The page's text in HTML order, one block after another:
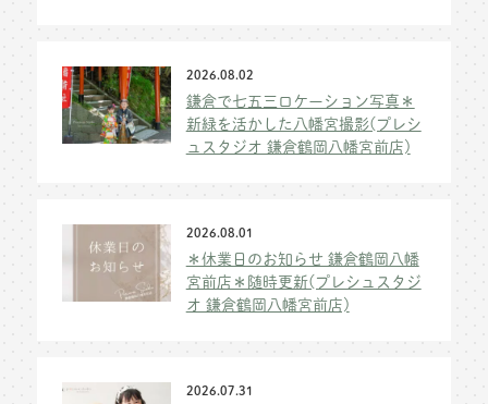
2026.08.02
鎌倉で七五三ロケーション写真＊
新緑を活かした八幡宮撮影(プレシ
ュスタジオ 鎌倉鶴岡八幡宮前店)
2026.08.01
＊休業日のお知らせ 鎌倉鶴岡八幡
宮前店＊随時更新(プレシュスタジ
オ 鎌倉鶴岡八幡宮前店)
2026.07.31